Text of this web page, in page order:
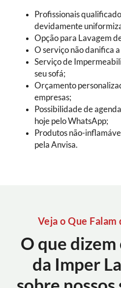
Profissionais
devidamente
Opção para Lavagem
O serviço não danifica
Serviço de
seu sofá;
Orçamento
empresas;
Possibilidade de
hoje pelo WhatsApp;
Produtos não-
pela Anvisa.
Veja o Que Falam
O que
da Imper